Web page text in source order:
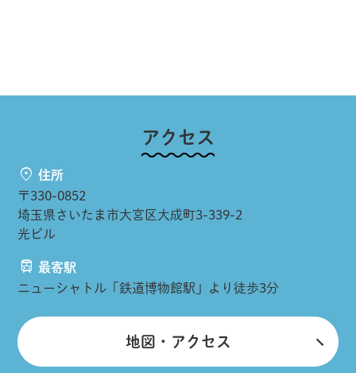
アクセス
住所
〒330-0852
埼玉県さいたま市大宮区大成町3-339-2
光ビル
最寄駅
ニューシャトル「鉄道博物館駅」より徒歩3分
地図・アクセス